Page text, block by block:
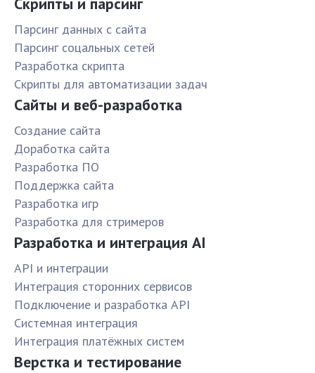
Парсинг данных с сайта
Парсинг соцальных сетей
Разработка скрипта
Скрипты для автоматизации задач
Сайты и веб-разработка
Создание сайта
Доработка сайта
Разработка ПО
Поддержка сайта
Разработка игр
Разработка для стримеров
Разработка и интеграция AI
API и интеграции
Интеграция сторонних сервисов
Подключение и разработка API
Системная интеграция
Интеграция платёжных систем
Верстка и тестирование